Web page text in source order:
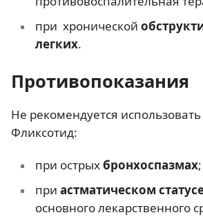
при хронической
легких.
Противопоказания
Не рекомендуется
Фликсотид:
при острыхбронхоспазмах;
при астматическом
основного лекарственного